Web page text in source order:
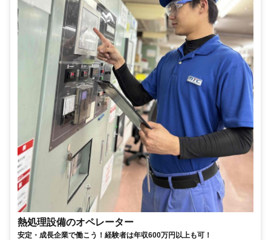
熱処理設備のオペレーター
安定・成長企業で働こう！経験者は年収600万円以上も可！